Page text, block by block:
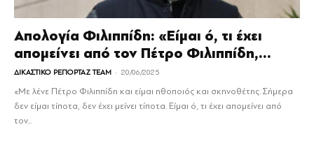
Απολογία Φιλιππίδη: «Είμαι ό, τι έχει
απομείνει από τον Πέτρο Φιλιππίδη,...
ΔΙΚΑΣΤΙΚΟ ΡΕΠΟΡΤΑΖ TEAM - 20/06/2025
«Με λένε Πέτρο Φιλιππίδη και είμαι ηθοποιός και σκηνοθέτης. Σήμερα
δεν είμαι τίποτα, δεν έχει μείνει τίποτα. Είμαι ό, τι έχει απομείνει από
τον...